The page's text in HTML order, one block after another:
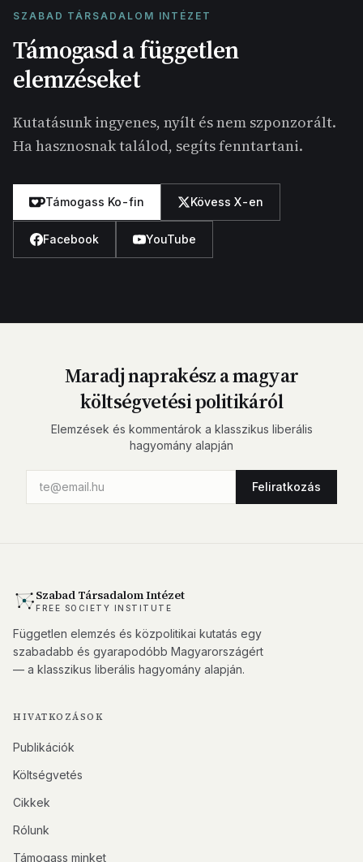
SZABAD TÁRSADALOM INTÉZET
Támogasd a független
elemzéseket
Kutatásunk ingyenes, nyílt és nem szponzorált.
Ha hasznosnak találod, segíts fenntartani.
Támogass Ko-fin Kövess X-en
Facebook YouTube
Maradj naprakész a magyar
költségvetési politikáról
Elemzések és kommentárok a klasszikus liberális
hagyomány alapján
Feliratkozás
Szabad Társadalom Intézet
FREE SOCIETY INSTITUTE
Független elemzés és közpolitikai kutatás egy
szabadabb és gyarapodóbb Magyarországért
— a klasszikus liberális hagyomány alapján.
HIVATKOZÁSOK
Publikációk
Költségvetés
Cikkek
Rólunk
Támogass minket